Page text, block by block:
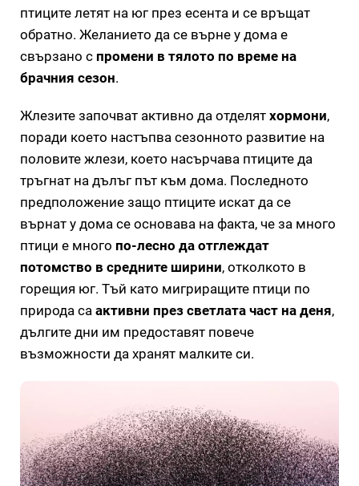
птиците летят на юг през есента и се връщат
обратно. Желанието да се върне у дома е
свързано с промени в тялото по време на
брачния сезон.
Жлезите започват активно да отделят хормони,
поради което настъпва сезонното развитие на
половите жлези, което насърчава птиците да
тръгнат на дълъг път към дома. Последното
предположение защо птиците искат да се
върнат у дома се основава на факта, че за много
птици е много по-лесно да отглеждат
потомство в средните ширини, отколкото в
горещия юг. Тъй като мигриращите птици по
природа са активни през светлата част на деня,
дългите дни им предоставят повече
възможности да хранят малките си.